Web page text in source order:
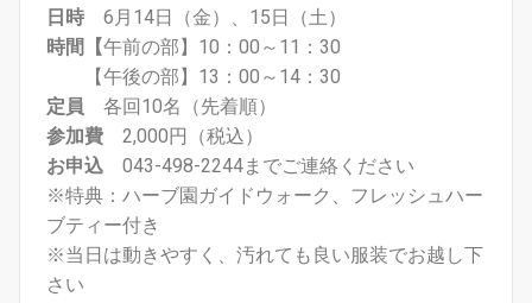
日時 6月14日（金）、15日（土）
時間【午前の部】10：00～11：30
【午後の部】13：00～14：30
定員 各回10名（先着順）
参加費 2,000円（税込）
お申込 043-498-2244までご連絡ください
※特典：ハーブ園ガイドウォーク、フレッシュハー
ブティー付き
※当日は動きやすく、汚れても良い服装でお越し下
さい